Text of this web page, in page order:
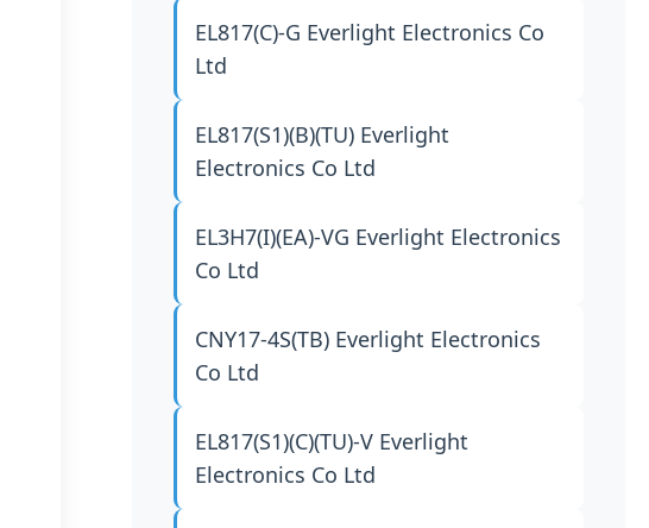
EL817(C)-G Everlight Electronics Co
Ltd
EL817(S1)(B)(TU) Everlight
Electronics Co Ltd
EL3H7(I)(EA)-VG Everlight Electronics
Co Ltd
CNY17-4S(TB) Everlight Electronics
Co Ltd
EL817(S1)(C)(TU)-V Everlight
Electronics Co Ltd